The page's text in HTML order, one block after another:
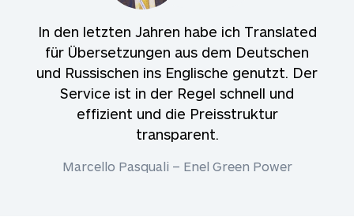
In den letzten Jahren habe ich Translated
für Übersetzungen aus dem Deutschen
und Russischen ins Englische genutzt. Der
Service ist in der Regel schnell und
effizient und die Preisstruktur
transparent.
Marcello Pasquali – Enel Green Power